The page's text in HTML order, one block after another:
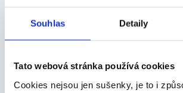
Souhlas Detaily
Tato webová stránka používá cookies
Cookies nejsou jen sušenky, je to i
35 000 - 37 000 Kč/ měs.
Lagardere Travel Retail, a.s. • Praha